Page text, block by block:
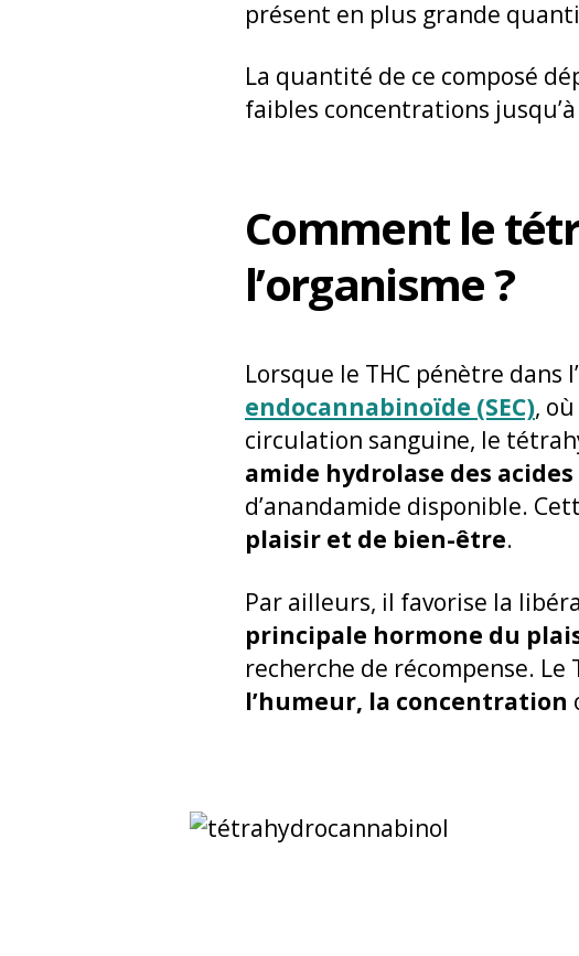
présent en plus grande
La quantité de ce composé
faibles concentrations jusqu’à
Comment le
l’organisme ?
Lorsque le THC pénètre dans
endocannabinoïde (SEC),
circulation sanguine, le
amide hydrolase des acides
d’anandamide disponible.
plaisir et de bien-être.
Par ailleurs, il favorise la
principale hormone du
recherche de récompense.
l’humeur, la concentration